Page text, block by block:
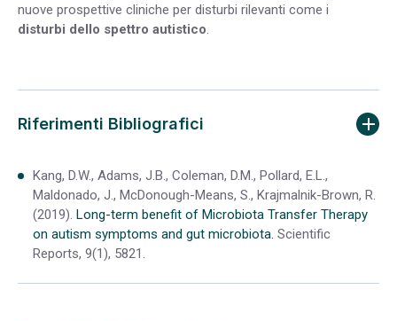
nuove prospettive cliniche per disturbi rilevanti come i
disturbi dello spettro autistico.
Riferimenti Bibliografici
Kang, D.W., Adams, J.B., Coleman, D.M., Pollard, E.L.,
Maldonado, J., McDonough-Means, S., Krajmalnik-Brown, R.
(2019). Long-term benefit of Microbiota Transfer Therapy
on autism symptoms and gut microbiota. Scientific
Reports, 9(1), 5821.